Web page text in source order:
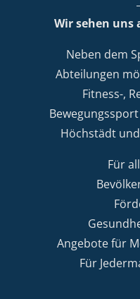
Wir sehen uns
Neben dem
Abteilungen
Fitness-,
Höchstädt
Für
Angebote für
Für